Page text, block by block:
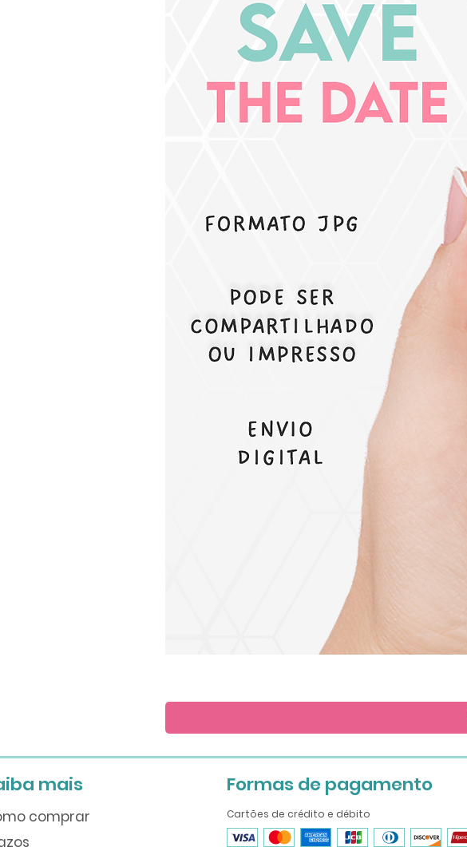
mais Formas de pagamento
comprar
Cartões de crédito e débito